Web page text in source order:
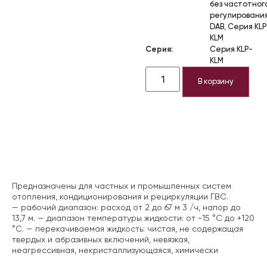
без
DAB, Серия
KLM
Серия:
Серия KLP-
KLM
В корзину
Предназначены для частных и промышленных систем
отопления, кондиционирования и рециркуляции ГВС.
— рабочий диапазон: расход от 2 до 67 м 3 /ч, напор до
13,7 м. — диапазон температуры жидкости: от -15 °C до +120
°C. — перекачиваемая жидкость: чистая, не содержащая
твердых и абразивных включений, невязкая,
неагрессивная, некристаллизующаяся, химически